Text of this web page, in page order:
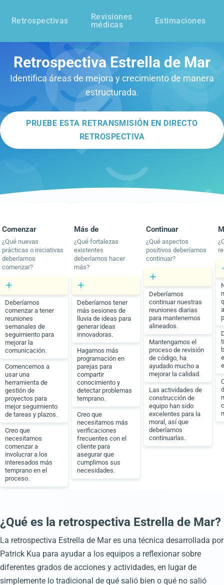
Retrospectivas
Revisiones
médicas
Estimaciones
Plantillas retrospectivas
Retrospectiva Estrella de Mar
Identifica áreas de mejora y crecimiento de manera
estructurada.
PRUEBE ESTA RETRANSMISIÓN EN DIRECTO
RETROSPECTIVA
Comenzar
¿Qué nuevas
prácticas o iniciativas
deberíamos
comenzar?
Deberíamos
comenzar a tener
reuniones
semanales de
seguimiento para
mejorar la
comunicación.
Comencemos a
usar una
herramienta de
gestión de
proyectos para
mejor seguimiento
de tareas y plazos.
Creo que
necesitamos
comenzar a
involucrar a los
interesados más
temprano en el
proceso.
Más de
¿Qué fortalezas
existentes
deberíamos hacer
más?
Deberíamos tener
más sesiones de
lluvia de ideas para
generar ideas
innovadoras.
Hagamos más
programación en
parejas para
compartir
conocimiento y
detectar problemas
temprano.
Creo que
necesitamos más
verificaciones
frecuentes con el
cliente para
asegurar que
cumplimos sus
necesidades.
Continuar
¿Qué aspectos
positivos deberíamos
continuar?
Deberíamos
continuar nuestras
reuniones diarias
para mantenernos
alineados.
Mantengamos el
proceso de revisión
de código, ha
ayudado mucho a
mejorar la calidad.
Las actividades de
construcción de
equipo han sido
excelentes para la
moral, así que
deberíamos
continuarlas.
¿Qué es la retrospectiva Estrella de Mar?
La retrospectiva Estrella de Mar es una técnica desarrollada por
Patrick Kua para ayudar a los equipos a reflexionar sobre
diferentes grados de acciones y actividades, en lugar de
simplemente lo tradicional de qué salió bien o qué no salió